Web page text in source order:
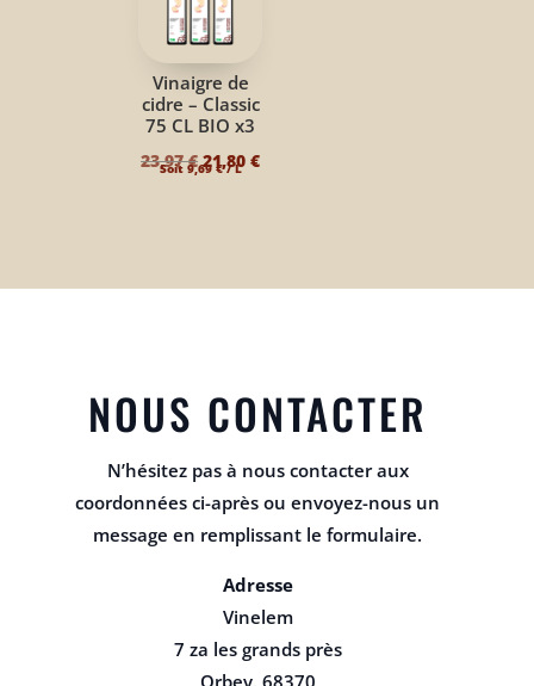
19,40 €.
Vinaigre de
cidre – Classic
75 CL BIO x3
23,97€ Le
21,80€Le
Soit9,69 €/ L
NOUS CONTACTER
N’hésitez pas à nous contacter aux
coordonnées ci-après ou envoyez-nous un
message en remplissant le formulaire.
Adresse
Vinelem
7 za les grands près